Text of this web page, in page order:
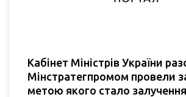
Кабінет Міністрів України
Мінстратегпромом провели
метою якого стало